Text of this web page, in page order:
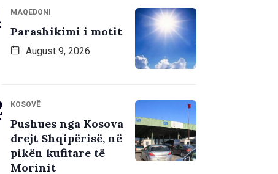
MAQEDONI
Parashikimi i motit
August 9, 2026
KOSOVË
Pushues nga Kosova
drejt Shqipërisë, në
pikën kufitare të
Morinit